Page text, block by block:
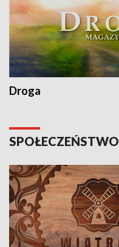
Droga
SPOŁECZEŃSTWO